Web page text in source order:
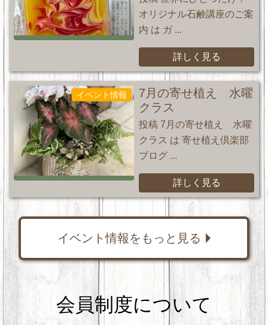
オリジナル石鹸講座のご案
内 は ガ ...
詳しく見る
イベント情報
7月の寄せ植え 水曜
クラス
投稿 7月の寄せ植え 水曜
クラス は 寄せ植え倶楽部
ブログ ...
詳しく見る
イベント情報をもっと見る
会員制度について